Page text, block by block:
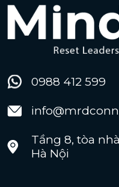
0988 412 599
Tầng 8, tòa
Hà Nội